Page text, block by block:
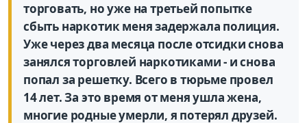
торговать, но уже на третьей попытке
сбыть наркотик меня задержала полиция.
Уже через два месяца после отсидки снова
занялся торговлей наркотиками - и снова
попал за решетку. Всего в тюрьме провел
14 лет. За это время от меня ушла жена,
многие родные умерли, я потерял друзей.